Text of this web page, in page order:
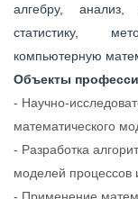
алгебру,
статистику,
компьютерную
Объекты
- Научно-
математического
- Разработка
моделей процессов
- Применение